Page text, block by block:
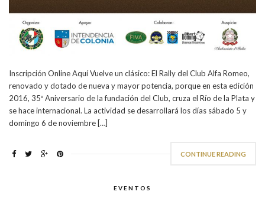
Inscripción Online Aquí Vuelve un clásico: El Rally del Club Alfa Romeo,
renovado y dotado de nueva y mayor potencia, porque en esta edición
2016, 35º Aniversario de la fundación del Club, cruza el Río de la Plata y
se hace internacional. La actividad se desarrollará los días sábado 5 y
domingo 6 de noviembre […]
CONTINUE READING
EVENTOS